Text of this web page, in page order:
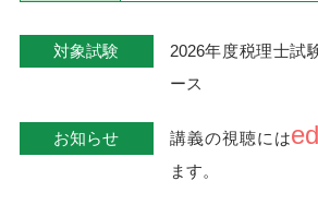
対象試験
2026年度税理士試
ース
お知らせ 講義の視聴には
ます。